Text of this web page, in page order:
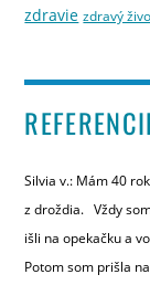
zdravie zdravý
Silvia v.: Mám 40
z droždia. Vždy
išli na opekačku a
Potom som prišla